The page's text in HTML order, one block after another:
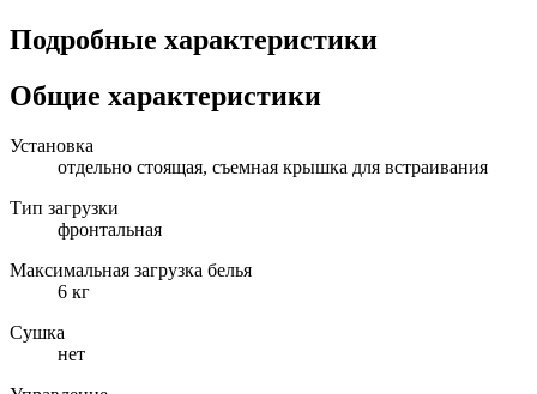
Подробные характеристики
Общие характеристики
Установка
отдельно стоящая, съемная крышка для встраивания
Тип загрузки
фронтальная
Максимальная загрузка белья
6 кг
Сушка
нет